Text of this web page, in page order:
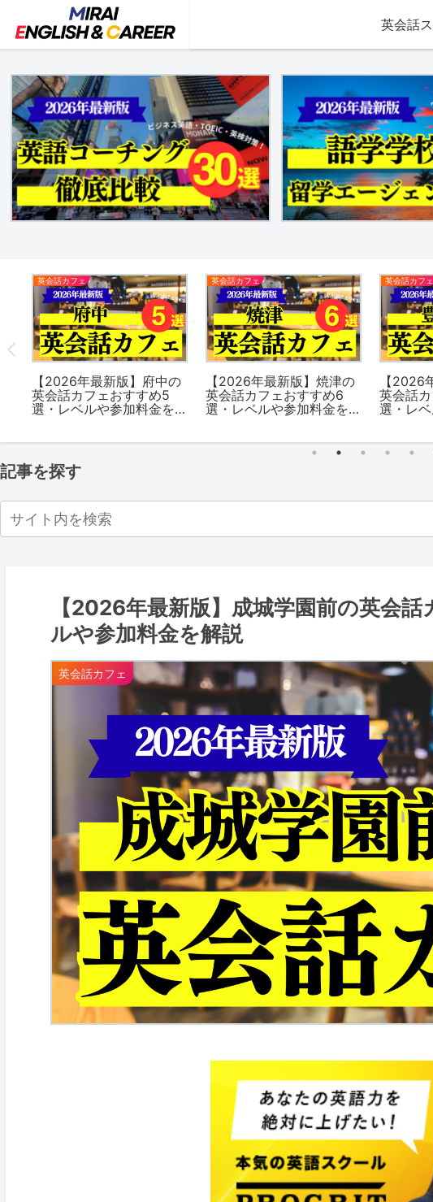
英会話
英会話カフェ
【2026年最新版】府中の
英会話カフェおすすめ5
選・レベルや参加料金を
英会話カフェ
【2026年最新版】焼津の
英会話カフェおすすめ6
選・レベルや参加料金を
英会話カフェ
【2026
英会話
選・レ
記事を探す
【2026年最新版】成城学園前の英会
ルや参加料金を解説
英会話カフェ